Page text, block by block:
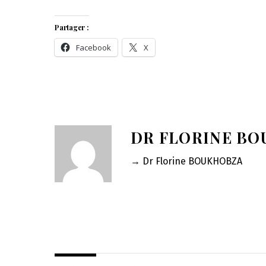
Partager :
Facebook X
DR FLORINE
→ Dr Florine BOUKHOBZA